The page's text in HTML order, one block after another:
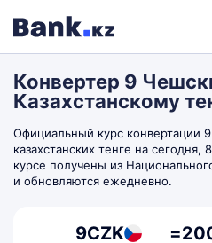
Конвертер 9
Казахстанскому
Официальный курс конвертации
казахстанских тенге на
курсе получены из
и обновляются ежедневно.
9CZK =